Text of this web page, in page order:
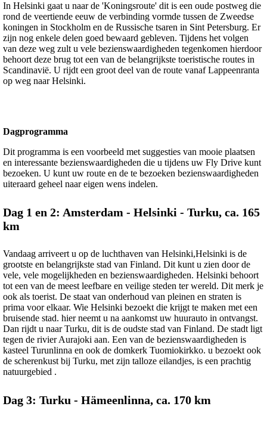
In Helsinki gaat u naar de 'Koningsroute' dit is een oude postweg die
rond de veertiende eeuw de verbinding vormde tussen de Zweedse
koningen in Stockholm en de Russische tsaren in Sint Petersburg. Er
zijn nog enkele delen goed bewaard gebleven. Tijdens het volgen
van deze weg zult u vele bezienswaardigheden tegenkomen hierdoor
behoort deze brug tot een van de belangrijkste toeristische routes in
Scandinavië. U rijdt een groot deel van de route vanaf Lappeenranta
op weg naar Helsinki.
Dagprogramma
Dit programma is een voorbeeld met suggesties van mooie plaatsen
en interessante bezienswaardigheden die u tijdens uw Fly Drive kunt
bezoeken. U kunt uw route en de te bezoeken bezienswaardigheden
uiteraard geheel naar eigen wens indelen.
Dag 1 en 2: Amsterdam - Helsinki - Turku, ca. 165
km
Vandaag arriveert u op de luchthaven van Helsinki,Helsinki is de
grootste en belangrijkste stad van Finland. Dit kunt u zien door de
vele, vele mogelijkheden en bezienswaardigheden. Helsinki behoort
tot een van de meest leefbare en veilige steden ter wereld. Dit merk je
ook als toerist. De staat van onderhoud van pleinen en straten is
prima voor elkaar. Wie Helsinki bezoekt die krijgt te maken met een
bruisende stad. hier neemt u na aankomst uw huurauto in ontvangst.
Dan rijdt u naar Turku, dit is de oudste stad van Finland. De stadt ligt
tegen de rivier Aurajoki aan. Een van de bezienswaardigheden is
kasteel Turunlinna en ook de domkerk Tuomiokirkko. u bezoekt ook
de scherenkust bij Turku, met zijn talloze eilandjes, is een prachtig
natuurgebied .
Dag 3: Turku - Hämeenlinna, ca. 170 km